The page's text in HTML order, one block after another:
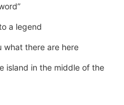
a legend
what there are here
island in the middle of the